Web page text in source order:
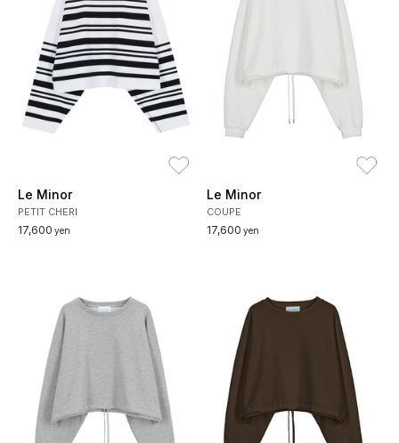
Le Minor
PETIT CHERI
17,600 yen
Le Minor
COUPE
17,600 yen